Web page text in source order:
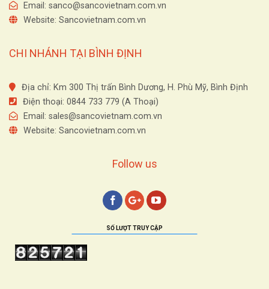
Email: sanco@sancovietnam.com.vn
Website: Sancovietnam.com.vn
CHI NHÁNH TẠI BÌNH ĐỊNH
Địa chỉ: Km 300 Thị trấn Bình Dương, H. Phù Mỹ, Bình Định
Điện thoại: 0844 733 779 (A Thoại)
Email: sales@sancovietnam.com.vn
Website: Sancovietnam.com.vn
Follow us
SỐ LƯỢT TRUY CẬP